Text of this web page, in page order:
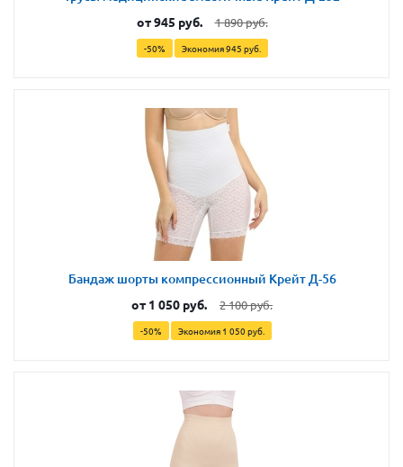
от945 руб. 1 890 руб.
-50% Экономия945 руб.
Бандаж шорты компрессионный Крейт Д-56
от 1 050 руб. 2 100 руб.
-50% Экономия 1 050 руб.